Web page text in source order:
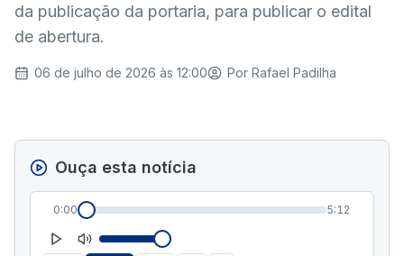
da publicação da portaria, para publicar o edital
de abertura.
06 de julho de 2026 às 12:00 Por Rafael Padilha
Ouça esta notícia
0:00 5:12